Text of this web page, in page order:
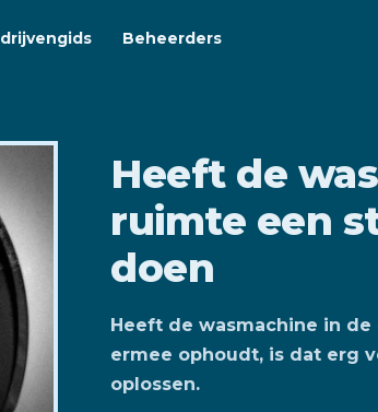
Beheerders
Heeft de
ruimte een
doen
Heeft de wasmachine in
ermee ophoudt, is dat erg
oplossen.